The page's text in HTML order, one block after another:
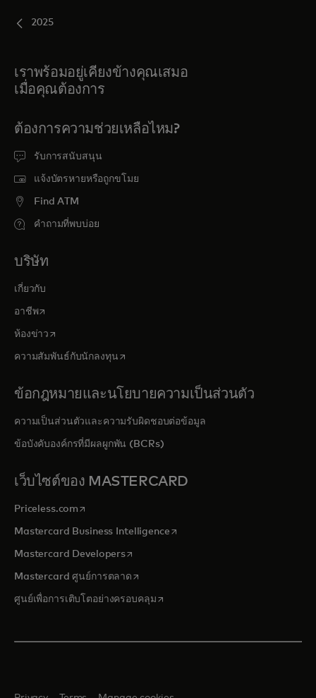
2025
เราพร้อมอยู่เคียงข้างคุณเสมอ
เมื่อคุณต้องการ
ต้องการความช่วยเหลือไหม?
รับการสนับสนุน
แจ้งบัตรหายหรือถูกขโมย
Find ATM
คำถามที่พบบ่อย
บริษัท
เกี่ยวกับ
อาชีพopens in a new tab
ห้องข่าว opens in a new tab
ความสัมพันธ์กับนักลงทุนopens in a new tab
ข้อกฎหมายและนโยบายความเป็นส่วนตัว
ความเป็นส่วนตัวและความรับผิดชอบต่อข้อมูล
ข้อบังคับองค์กรที่มีผลผูกพัน (BCRs)
เว็บไซต์ของ MASTERCARD
Priceless.com opens in a new tab
Mastercard Business Intelligenceopens in a new tab
Mastercard Developersopens in a new tab
Mastercard ศูนย์การตลาด opens in a new tab
ศูนย์เพื่อการเติบโตอย่างครอบคลุมopens in a new tab